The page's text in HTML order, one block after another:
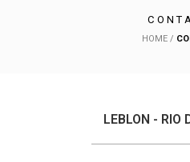
HOME /
LEBLON - RIO